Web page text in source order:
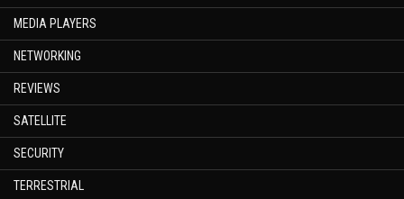
MEDIA PLAYERS
NETWORKING
REVIEWS
SATELLITE
SECURITY
TERRESTRIAL